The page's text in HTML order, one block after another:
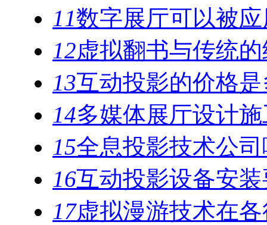
11数字展厅可以被
12虚拟翻书与传统
13互动投影的价格
14多媒体展厅设计
15全息投影技术公
16互动投影设备安
17虚拟漫游技术在